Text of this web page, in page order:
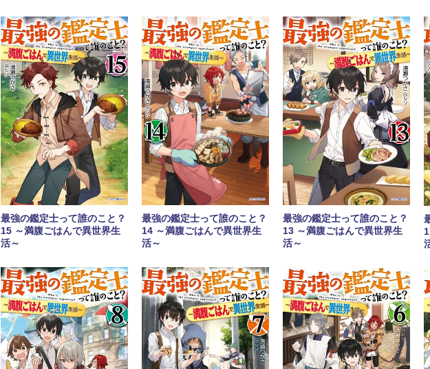
最強の鑑定士って誰のこと？
15 ～満腹ごはんで異世界生
活～
最強の鑑定士って誰のこと？
14 ～満腹ごはんで異世界生
活～
最強の鑑定士って誰のこと？
13 ～満腹ごはんで異世界生
活～